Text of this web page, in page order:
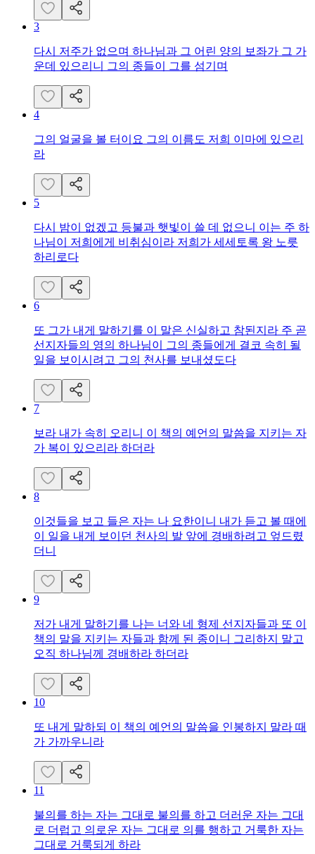
3
다시 저주가 없으며 하나님과 그 어린 양의 보좌가 그 가
운데 있으리니 그의 종들이 그를 섬기며
4
그의 얼굴을 볼 터이요 그의 이름도 저희 이마에 있으리
라
5
다시 밤이 없겠고 등불과 햇빛이 쓸 데 없으니 이는 주 하
나님이 저희에게 비취심이라 저희가 세세토록 왕 노릇
하리로다
6
또 그가 내게 말하기를 이 말은 신실하고 참된지라 주 곧
선지자들의 영의 하나님이 그의 종들에게 결코 속히 될
일을 보이시려고 그의 천사를 보내셨도다
7
보라 내가 속히 오리니 이 책의 예언의 말씀을 지키는 자
가 복이 있으리라 하더라
8
이것들을 보고 들은 자는 나 요한이니 내가 듣고 볼 때에
이 일을 내게 보이던 천사의 발 앞에 경배하려고 엎드렸
더니
9
저가 내게 말하기를 나는 너와 네 형제 선지자들과 또 이
책의 말을 지키는 자들과 함께 된 종이니 그리하지 말고
오직 하나님께 경배하라 하더라
10
또 내게 말하되 이 책의 예언의 말씀을 인봉하지 말라 때
가 가까우니라
11
불의를 하는 자는 그대로 불의를 하고 더러운 자는 그대
로 더럽고 의로운 자는 그대로 의를 행하고 거룩한 자는
그대로 거룩되게 하라